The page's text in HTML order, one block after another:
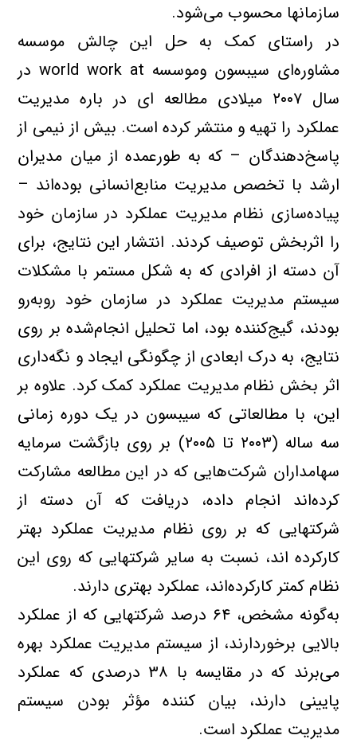
سازمانها محسوب مي‌شود.
در راستاي كمك به حل اين چالش موسسه
مشاوره‌اي سيبسون وموسسه world work at در
سال ۲۰۰۷ ميلادي مطالعه اي در باره مديريت
عملكرد را تهيه و منتشر كرده است. بيش از نيمي از
پاسخ‌دهندگان – كه به طورعمده از ميان مديران
ارشد با تخصص مديريت منابع‌انساني بوده‌اند –
پياده‌سازي نظام مديريت عملكرد در سازمان خود
را اثربخش توصيف كردند. انتشار اين نتايج، براي
آن دسته از افرادي كه به شكل مستمر با مشكلات
سيستم مديريت عملكرد در سازمان خود روبه‌رو
بودند، گيج‌كننده بود، اما تحليل انجام‌شده بر روي
نتايج، به درك ابعادي از چگونگي ايجاد و نگه‌داري
اثر بخش نظام مديريت عملكرد كمك كرد. علاوه بر
اين، با مطالعاتي كه سيبسون در يك دوره زماني
سه ساله (۲۰۰۳ تا ۲۰۰۵) بر روي بازگشت سرمايه
سهامداران شركت‌هايي كه در اين مطالعه مشاركت
كرده‌اند انجام داده، دريافت كه آن دسته از
شركتهايي كه بر روي نظام مديريت عملكرد بهتر
كاركرده اند، نسبت به ساير شركتهايي كه روي اين
نظام كمتر كاركرده‌اند، عملكرد بهتري دارند.
به‌گونه مشخص، ۶۴ درصد شركتهايي كه از عملكرد
بالايي برخوردارند، از سيستم مديريت عملكرد بهره
مي‌برند كه در مقايسه با ۳۸ درصدي كه عملکرد
پاييني دارند، بيان كننده مؤثر بودن سيستم
مديريت عملكرد است.